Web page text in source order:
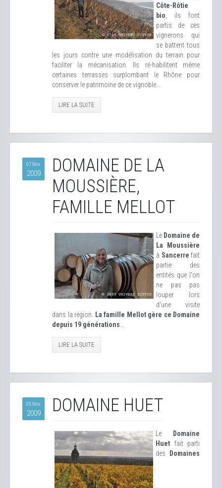
Côte-Rôtie
bio , ils font
partis de ces
vignerons qui
se battent tous
les jours contre une modélisation du terrain pour
faciliter la mécanisation. Ils ré-habilitent même
certaines terrasses surplombant le Rhône pour
conserver le patrimoine de ce vignoble...
LIRE LA SUITE
07 Nov
2009
DOMAINE DE LA
MOUSSIÈRE,
FAMILLE MELLOT
Le Domaine de
La Moussière
à Sancerre fait
partie des
entités que l'on
ne pas pas
louper lors
d'une visite
dans la région.
La famille Mellot gère ce Domaine
depuis 19 générations
LIRE LA SUITE
05 Nov
2009 DOMAINE HUET
Le
Domaine
Huet fait parti
des
Domaines